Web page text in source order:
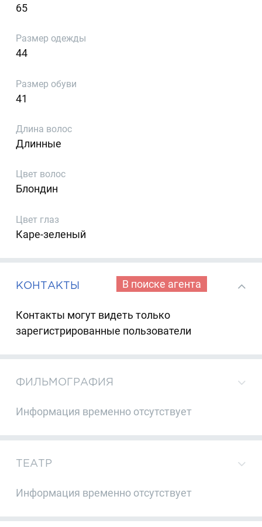
65
Размер одежды
44
Размер обуви
41
Длина волос
Длинные
Цвет волос
Блондин
Цвет глаз
Каре-зеленый
КОНТАКТЫ В поиске агента
Контакты могут видеть только
зарегистрированные пользователи
ФИЛЬМОГРАФИЯ
Информация временно отсутствует
ТЕАТР
Информация временно отсутствует